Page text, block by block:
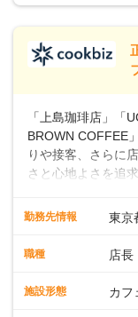
※経
※別
※試
■店
万
「上島珈琲店」「
BROWN COFFEE
りや接客、さらに
さと心地よさを追
の抽出や各種ドリ
タートも安心 ◎サ
から40代まで幅広
勤務先情報 東京
職種 店長
施設形態 カフ